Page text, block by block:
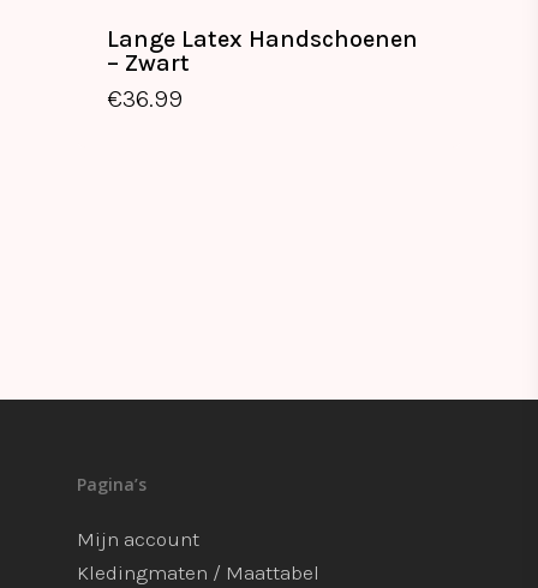
Lange Latex Handschoenen
– Zwart
€36.99
Pagina’s
Mijn account
Kledingmaten / Maattabel